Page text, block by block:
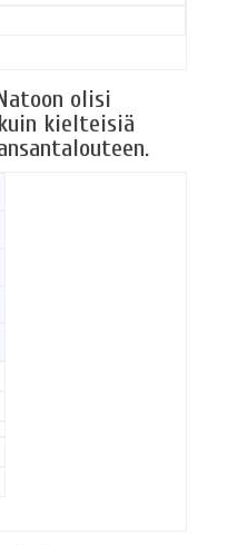
olisi
kielteisiä